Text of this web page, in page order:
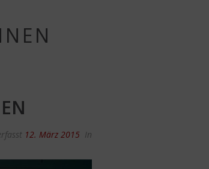
12. März 2015 In